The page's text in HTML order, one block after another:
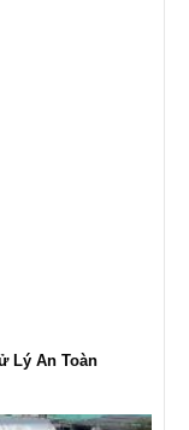
Lý An Toàn